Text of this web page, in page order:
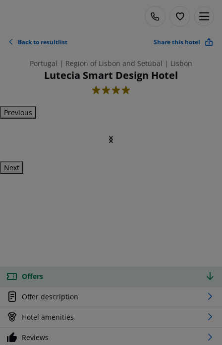
Back to resultlist Share this hotel
Portugal | Region of Lisbon and Setúbal | Lisbon
Lutecia Smart Design Hotel
4
Previous
Next
Offers
Offer description
Hotel amenities
Reviews